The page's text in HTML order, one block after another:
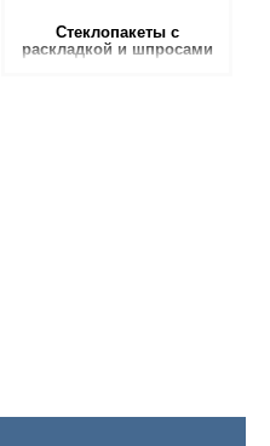
Стеклопакеты с
раскладкой и шпросами